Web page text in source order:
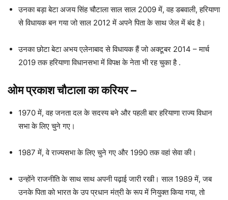
उनका बड़ा बेटा अजय सिंह चौटाला साल साल 2009 में, वह डबवाली, हरियाणा
से विधायक बन गया जो साल 2012 में अपने पिता के साथ जेल में बंद है।
उनका छोटा बेटा अभय एलेनाबाद से विधायक हैं जो अक्टूबर 2014 – मार्च
2019 तक हरियाणा विधानसभा में विपक्ष के नेता भी रह चुका है .
ओम प्रकाश चौटालाका करियर–
1970 में, वह जनता दल के सदस्य बने और पहली बार हरियाणा राज्य विधान
सभा के लिए चुने गए।
1987 में, वे राज्यसभा के लिए चुने गए और 1990 तक वहां सेवा की।
उन्होंने राजनीति के साथ साथ अपनी पढ़ाई जारी रखी। साल 1989 में, जब
उनके पिता को भारत के उप प्रधान मंत्री के रूप में नियुक्त किया गया, तो